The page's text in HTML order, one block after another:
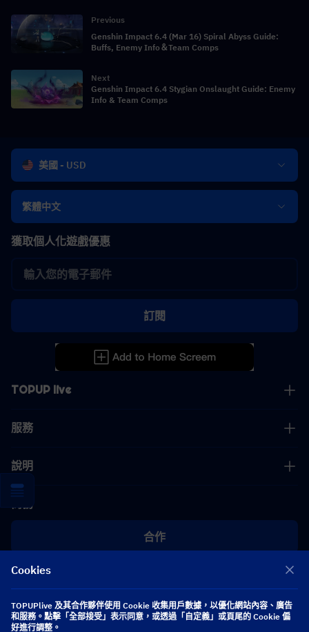
Previous
Genshin Impact 6.4 (Mar 16) Spiral Abyss Guide:
Buffs, Enemy Info＆Team Comps
Next
Genshin Impact 6.4 Stygian Onslaught Guide: Enemy
Info & Team Comps
美國 - USD
繁體中文
TOPUP live
服務
說明
商務
合作
[email protected]
[email protected]
獲取個人化遊戲優惠
訂閱
Cookies
TOPUPlive 及其合作夥伴使用 Cookie 收集用戶數據，以優化網站內容、廣告
和服務。點擊「全部接受」表示同意，或透過「自定義」或頁尾的 Cookie 偏
好進行調整。